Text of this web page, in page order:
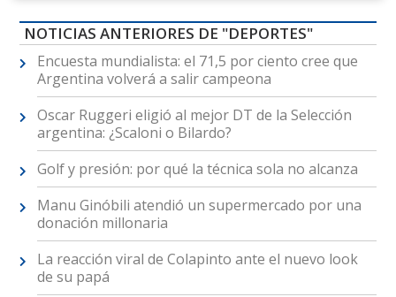
NOTICIAS ANTERIORES DE "DEPORTES"
Encuesta mundialista: el 71,5 por ciento cree que
Argentina volverá a salir campeona
Oscar Ruggeri eligió al mejor DT de la Selección
argentina: ¿Scaloni o Bilardo?
Golf y presión: por qué la técnica sola no alcanza
Manu Ginóbili atendió un supermercado por una
donación millonaria
La reacción viral de Colapinto ante el nuevo look
de su papá